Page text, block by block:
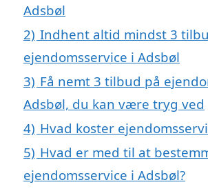
Adsbøl
2) Indhent altid mindst 3
ejendomsservice i Adsbøl
3) Få nemt 3 tilbud på
Adsbøl, du kan være tryg ved
4) Hvad koster
5) Hvad er med til at
ejendomsservice i Adsbøl?